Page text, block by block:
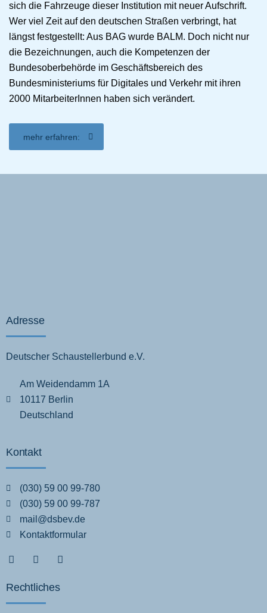
sich die Fahrzeuge dieser Institution mit neuer Aufschrift.
Wer viel Zeit auf den deutschen Straßen verbringt, hat
längst festgestellt: Aus BAG wurde BALM. Doch nicht nur
die Bezeichnungen, auch die Kompetenzen der
Bundesoberbehörde im Geschäftsbereich des
Bundesministeriums für Digitales und Verkehr mit ihren
2000 MitarbeiterInnen haben sich verändert.
mehr erfahren:
Adresse
Deutscher Schaustellerbund e.V.
Am Weidendamm 1A
10117 Berlin
Deutschland
Kontakt
(030) 59 00 99-780
(030) 59 00 99-787
mail@dsbev.de
Kontaktformular
Rechtliches